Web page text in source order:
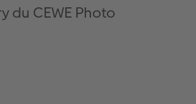
du CEWE Photo